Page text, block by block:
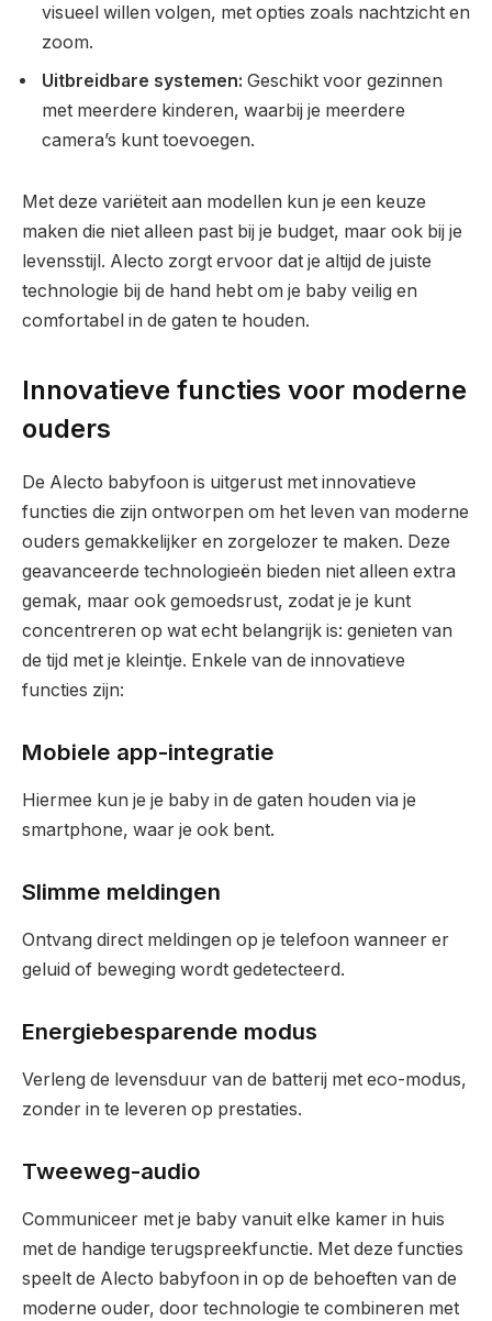
visueel willen volgen, met opties zoals nachtzicht en
zoom.
Uitbreidbare systemen: Geschikt voor gezinnen
met meerdere kinderen, waarbij je meerdere
camera’s kunt toevoegen.
Met deze variëteit aan modellen kun je een keuze
maken die niet alleen past bij je budget, maar ook bij je
levensstijl. Alecto zorgt ervoor dat je altijd de juiste
technologie bij de hand hebt om je baby veilig en
comfortabel in de gaten te houden.
Innovatieve functies voor moderne
ouders
De Alecto babyfoon is uitgerust met innovatieve
functies die zijn ontworpen om het leven van moderne
ouders gemakkelijker en zorgelozer te maken. Deze
geavanceerde technologieën bieden niet alleen extra
gemak, maar ook gemoedsrust, zodat je je kunt
concentreren op wat echt belangrijk is: genieten van
de tijd met je kleintje. Enkele van de innovatieve
functies zijn:
Mobiele app-integratie
Hiermee kun je je baby in de gaten houden via je
smartphone, waar je ook bent.
Slimme meldingen
Ontvang direct meldingen op je telefoon wanneer er
geluid of beweging wordt gedetecteerd.
Energiebesparende modus
Verleng de levensduur van de batterij met eco-modus,
zonder in te leveren op prestaties.
Tweeweg-audio
Communiceer met je baby vanuit elke kamer in huis
met de handige terugspreekfunctie. Met deze functies
speelt de Alecto babyfoon in op de behoeften van de
moderne ouder, door technologie te combineren met